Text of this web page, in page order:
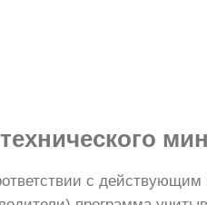
с действующим